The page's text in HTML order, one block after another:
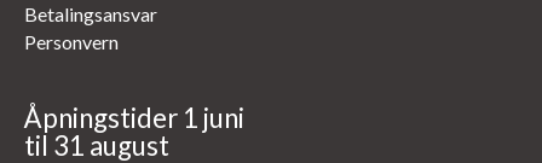
Betalingsansvar
Personvern
Åpningstider 1 juni
til 31 august